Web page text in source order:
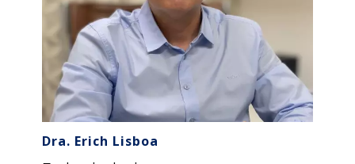
Dra. Erich Lisboa